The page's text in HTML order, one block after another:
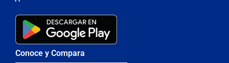
Conoce y Compara